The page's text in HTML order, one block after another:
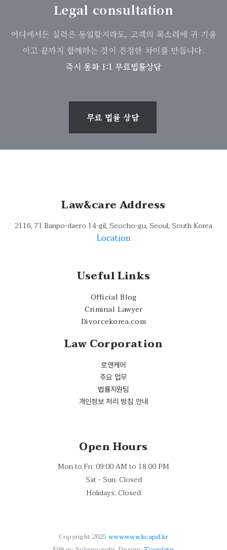
Legal consultation
어디에서든 실력은 동일할지라도, 고객의 목소리에 귀 기울
이고 끝까지 함께하는 것이 진정한 차이를 만듭니다.
즉시 통화 1:1 무료법률상담
무료 법률 상담
Law&care Address
2116, 71 Banpo-daero 14-gil, Seocho-gu, Seoul, South Korea
Location
Useful Links
Official Blog
Criminal Lawyer
Divorcekorea.com
Law Corporation
로앤케어
주요 업무
법률지원팀
개인정보 처리 방침 안내
Open Hours
Mon to Fri: 09:00 AM to 18:00 PM
Sat - Sun: Closed
Holidays: Closed
Copyright 2025 www.www.kcapd.kr